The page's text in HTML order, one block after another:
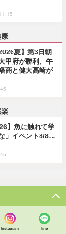
康
夏】第3日朝
甲府が勝利、午
商と健大高崎が
楽
】魚に触れて学
」イベント8/8…
Instagram line